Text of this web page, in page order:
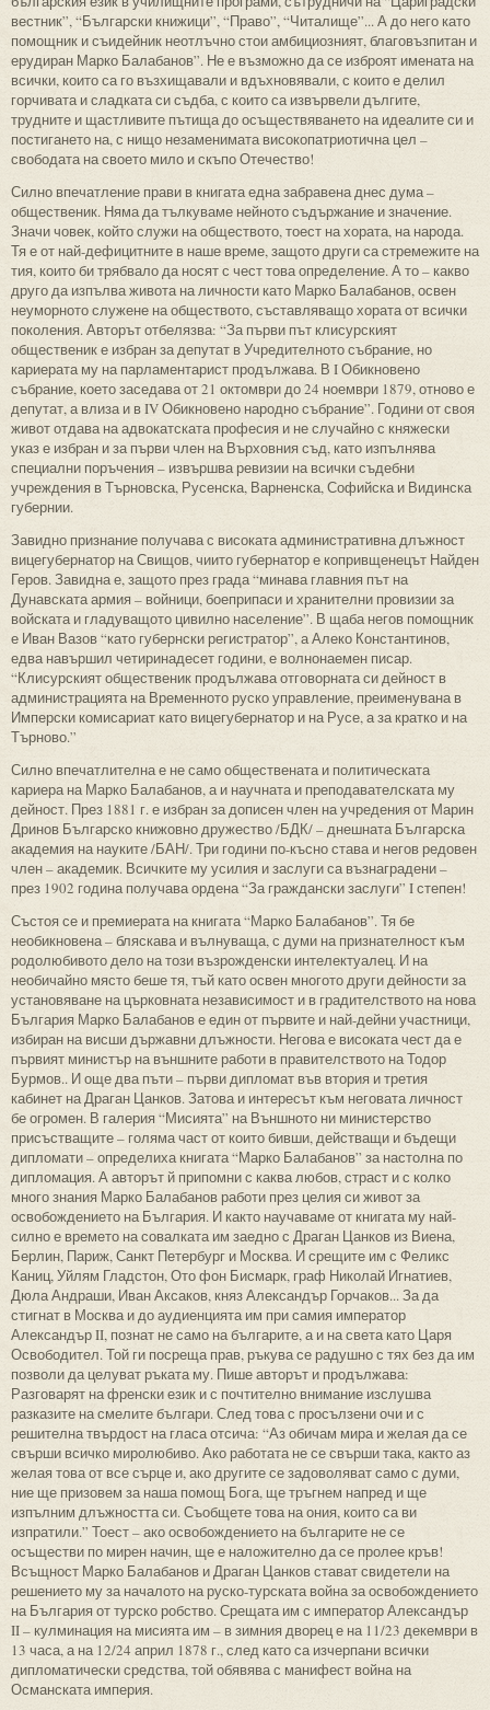
вестник”, “Български книжици”, “Право”, “Читалище”... А до него като
помощник и съидейник неотлъчно стои амбициозният, благовъзпитан и
ерудиран Марко Балабанов”. Не е възможно да се изброят имената на
всички, които са го възхищавали и вдъхновявали, с които е делил
горчивата и сладката си съдба, с които са извървели дългите,
трудните и щастливите пътища до осъществяването на идеалите си и
постигането на, с нищо незаменимата високопатриотична цел –
свободата на своето мило и скъпо Отечество!
Силно впечатление прави в книгата една забравена днес дума –
общественик. Няма да тълкуваме нейното съдържание и значение.
Значи човек, който служи на обществото, тоест на хората, на народа.
Тя е от най-дефицитните в наше време, защото други са стремежите на
тия, които би трябвало да носят с чест това определение. А то – какво
друго да изпълва живота на личности като Марко Балабанов, освен
неуморното служене на обществото, съставляващо хората от всички
поколения. Авторът отбелязва: “За първи път клисурският
общественик е избран за депутат в Учредителното събрание, но
кариерата му на парламентарист продължава. В I Обикновено
събрание, което заседава от 21 октомври до 24 ноември 1879, отново е
депутат, а влиза и в IV Обикновено народно събрание”. Години от своя
живот отдава на адвокатската професия и не случайно с княжески
указ е избран и за първи член на Върховния съд, като изпълнява
специални поръчения – извършва ревизии на всички съдебни
учреждения в Търновска, Русенска, Варненска, Софийска и Видинска
губернии.
Завидно признание получава с високата административна длъжност
вицегубернатор на Свищов, чиито губернатор е копривщенецът Найден
Геров. Завидна е, защото през града “минава главния път на
Дунавската армия – войници, боеприпаси и хранителни провизии за
войската и гладуващото цивилно население”. В щаба негов помощник
е Иван Вазов “като губернски регистратор”, а Алеко Константинов,
едва навършил четиринадесет години, е волнонаемен писар.
“Клисурският общественик продължава отговорната си дейност в
администрацията на Временното руско управление, преименувана в
Имперски комисариат като вицегубернатор и на Русе, а за кратко и на
Търново.”
Силно впечатлителна е не само обществената и политическата
кариера на Марко Балабанов, а и научната и преподавателската му
дейност. През 1881 г. е избран за дописен член на учредения от Марин
Дринов Българско книжовно дружество /БДК/ – днешната Българска
академия на науките /БАН/. Три години по-късно става и негов редовен
член – академик. Всичките му усилия и заслуги са възнаградени –
през 1902 година получава ордена “За граждански заслуги” I степен!
Състоя се и премиерата на книгата “Марко Балабанов”. Тя бе
необикновена – бляскава и вълнуваща, с думи на признателност към
родолюбивото дело на този възрожденски интелектуалец. И на
необичайно място беше тя, тъй като освен многото други дейности за
установяване на църковната независимост и в градителството на нова
България Марко Балабанов е един от първите и най-дейни участници,
избиран на висши държавни длъжности. Негова е високата чест да е
първият министър на външните работи в правителството на Тодор
Бурмов.. И още два пъти – първи дипломат във втория и третия
кабинет на Драган Цанков. Затова и интересът към неговата личност
бе огромен. В галерия “Мисията” на Външното ни министерство
присъстващите – голяма част от които бивши, действащи и бъдещи
дипломати – определиха книгата “Марко Балабанов” за настолна по
дипломация. А авторът й припомни с каква любов, страст и с колко
много знания Марко Балабанов работи през целия си живот за
освобождението на България. И както научаваме от книгата му най-
силно е времето на совалката им заедно с Драган Цанков из Виена,
Берлин, Париж, Санкт Петербург и Москва. И срещите им с Феликс
Каниц, Уйлям Гладстон, Ото фон Бисмарк, граф Николай Игнатиев,
Дюла Андраши, Иван Аксаков, княз Александър Горчаков... За да
стигнат в Москва и до аудиенцията им при самия император
Александър II, познат не само на българите, а и на света като Царя
Освободител. Той ги посреща прав, ръкува се радушно с тях без да им
позволи да целуват ръката му. Пише авторът и продължава:
Разговарят на френски език и с почтително внимание изслушва
разказите на смелите българи. След това с просълзени очи и с
решителна твърдост на гласа отсича: “Аз обичам мира и желая да се
свърши всичко миролюбиво. Ако работата не се свърши така, както аз
желая това от все сърце и, ако другите се задоволяват само с думи,
ние ще призовем за наша помощ Бога, ще тръгнем напред и ще
изпълним длъжността си. Съобщете това на ония, които са ви
изпратили.” Тоест – ако освобождението на българите не се
осъществи по мирен начин, ще е наложително да се пролее кръв!
Всъщност Марко Балабанов и Драган Цанков стават свидетели на
решението му за началото на руско-турската война за освобождението
на България от турско робство. Срещата им с император Александър
II – кулминация на мисията им – в зимния дворец е на 11/23 декември в
13 часа, а на 12/24 април 1878 г., след като са изчерпани всички
дипломатически средства, той обявява с манифест война на
Османската империя.